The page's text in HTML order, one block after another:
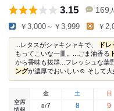
3.15 169 人
￥3,000～￥3,999 ￥
...レタスがシャキシャキで、 ド
もってこいな一皿。...ごま油香る
から香味も抜群...フレッシュな葉
ングが濃厚でおいしい☺︎ そして大
空席
情報
金
8/7
土
8
日
9